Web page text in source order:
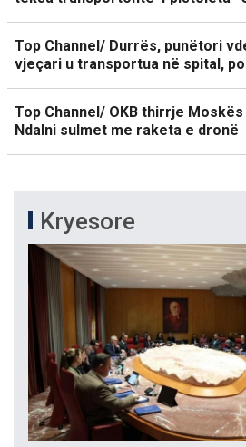
Top Channel/ Durrës, punëtori
vjeçari u transportua në spital,
Top Channel/ OKB thirrje
Ndalni sulmet me raketa e dronë
Kryesore